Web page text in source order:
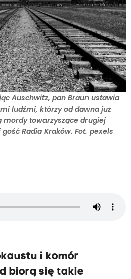
Auschwitz, pan Braun ustawia
ludźmi, którzy od dawna już
mordy towarzyszące drugiej
Radia Kraków. Fot. pexels
i komór
biorą się takie